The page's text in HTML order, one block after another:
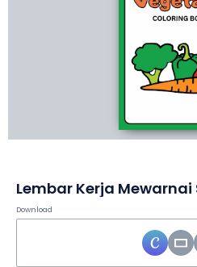
Lembar Kerja
Download